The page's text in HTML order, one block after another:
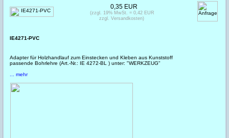
IE4271-PVC
Adapter für Holzhandlauf zum Einstecken und Kleben aus Kunststoff
passende Bohrlehre (Art.-Nr.: IE 4272-BL ) unter: "WERKZEUG"
... mehr
0,35 EUR
(zzgl. 19% MwSt. = 0,42 EUR
zzgl. Versandkosten)